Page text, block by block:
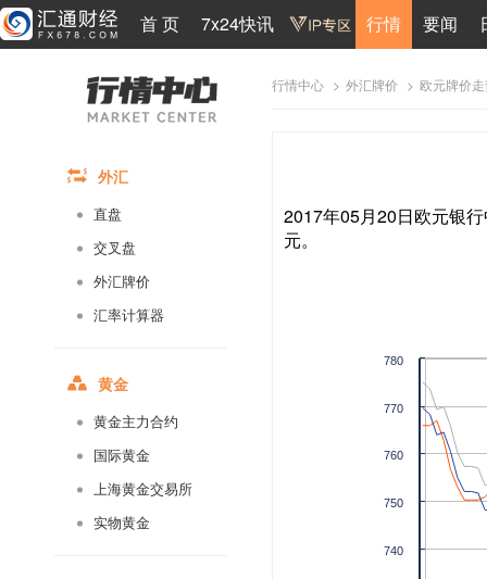
首 页 7x24快讯 行情 要闻
外汇
直盘
交叉盘
外汇牌价
汇率计算器
黄金
黄金主力合约
国际黄金
上海黄金交易所
实物黄金
行情中心 > 外汇牌价 > 欧元牌价
2017年05月20日欧元银
元。
740
750
760
770
780